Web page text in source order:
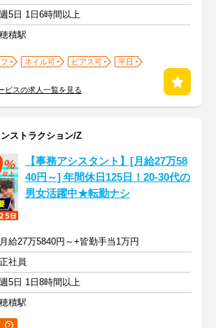
週5日 1日6時間以上
穂積駅
ネイル可 ピアス可
平日
ビスの求人一覧を見る
ストラクション/Z
【事務アシスタント】[月給27万58
40円～] 年間休日125日！20-30代の
男女活躍中★転勤ナシ
月給27万5840円～+皆勤手当1万円
正社員
週5日 1日8時間以上
穂積駅